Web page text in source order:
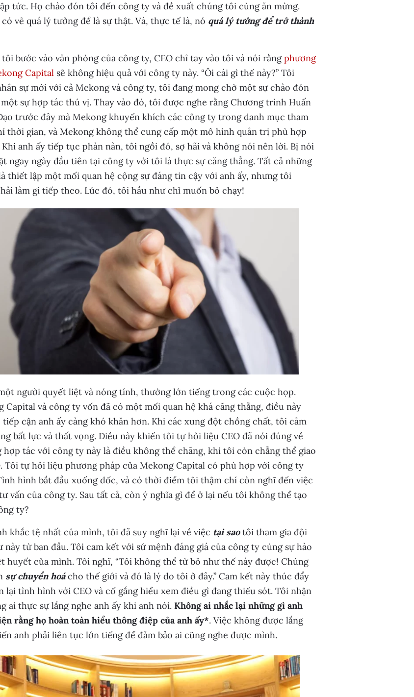
tức. Họ chào đón tôi đến công ty và đề xuất chúng tôi cùng ăn mừng.
vẻ quá lý tưởng để là sự thật. Và, thực tế là, nó quá lý tưởng để trở thành
bước vào văn phòng của công ty, CEO chỉ tay vào tôi và nói rằngphương
Capitalsẽ không hiệu quả với công ty này. “Ôi cái gì thế này?” Tôi
sự mới với cả Mekong và công ty, tôi đang mong chờ một sự chào đón
sự hợp tác thú vị. Thay vào đó, tôi được nghe rằng Chương trình Huấn
trước đây mà Mekong khuyến khích các công ty trong danh mục tham
thời gian, và Mekong không thể cung cấp một mô hình quản trị phù hợp
anh ấy tiếp tục phàn nàn, tôi ngồi đó, sợ hãi và không nói nên lời. Bị nói
ngay ngày đầu tiên tại công ty với tôi là thực sự căng thẳng. Tất cả những
thiết lập một mối quan hệ cộng sự đáng tin cậy với anh ấy, nhưng tôi
làm gì tiếp theo. Lúc đó, tôi hầu như chỉ muốn bỏ chạy!
người quyết liệt và nóng tính, thường lớn tiếng trong các cuộc họp.
Capital và công ty vốn đã có một mối quan hệ khá căng thẳng, điều này
cận anh ấy càng khó khăn hơn. Khi các xung đột chồng chất, tôi cảm
bất lực và thất vọng. Điều này khiến tôi tự hỏi liệu CEO đã nói đúng về
hợp tác với công ty này là điều không thể chăng, khi tôi còn chẳng thể giao
Tôi tự hỏi liệu phương pháp của Mekong Capital có phù hợp với công ty
hình bắt đầu xuống dốc, và có thời điểm tôi thậm chí còn nghĩ đến việc
vấn của công ty. Sau tất cả, còn ý nghĩa gì để ở lại nếu tôi không thể tạo
ty?
khắc tệ nhất của mình, tôi đã suy nghĩ lại về việc tại saotôi tham gia đội
này từ ban đầu. Tôi cam kết với sứ mệnh đáng giá của công ty cùng sự hào
huyết của mình. Tôi nghĩ, “Tôi không thể từ bỏ như thế này được! Chúng
sự chuyển hoácho thế giới và đó là lý do tôi ở đây.” Cam kết này thúc đẩy
lại tình hình với CEO và cố gắng hiểu xem điều gì đang thiếu sót. Tôi nhận
ai thực sự lắng nghe anh ấy khi anh nói. Không ai nhắc lại những gì anh
rằng họ hoàn toàn hiểu thông điệp của anh ấy*. Việc không được lắng
anh phải liên tục lớn tiếng để đảm bảo ai cũng nghe được mình.